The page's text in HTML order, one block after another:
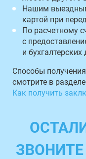
Нашим
картой при
По расчетному
с
и
Способы
смотрите в разделе
Как получить
ЗВОНИТЕ